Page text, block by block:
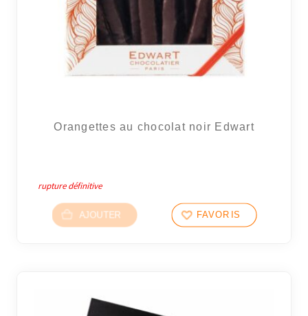
Orangettes au chocolat noir Edwart
rupture définitive
AJOUTER FAVORIS